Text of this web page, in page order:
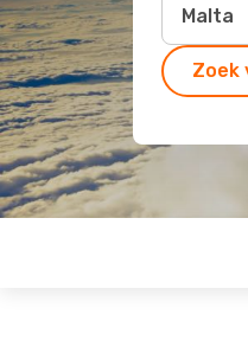
Zoek